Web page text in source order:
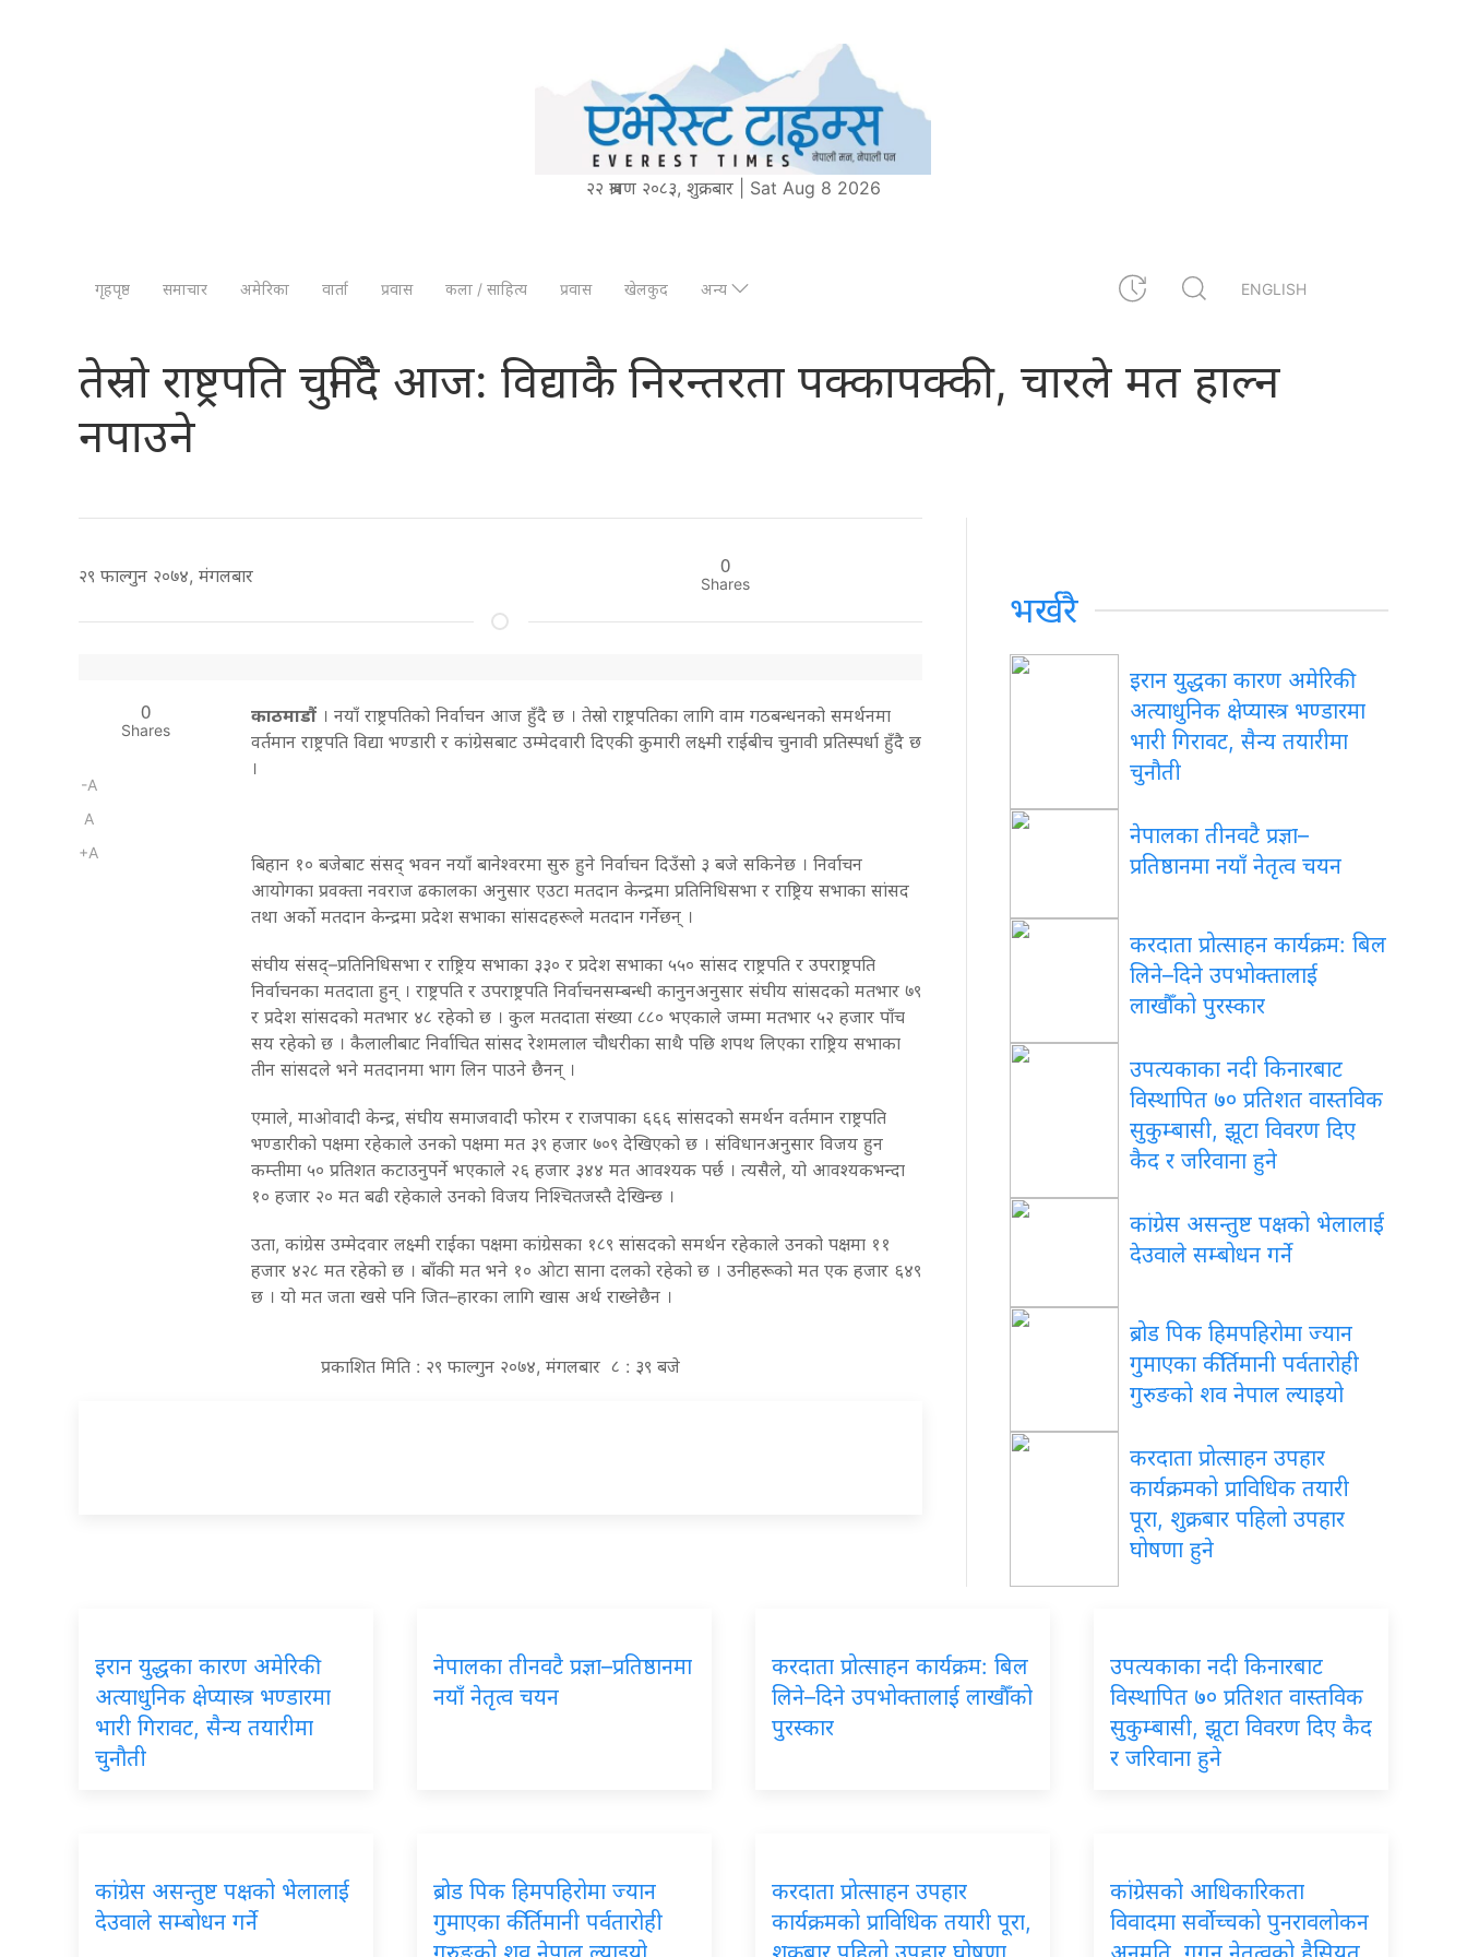
२२ श्रावण २०८३, शुक्रबार | Sat Aug 8 2026
गृहपृष्ठ समाचार अमेरिका वार्ता प्रवास कला / साहित्य प्रवास खेलकुद अन्य ENGLISH
तेस्रो राष्ट्रपति चुनिँदै आज: विद्याकै निरन्तरता पक्कापक्की, चारले मत हाल्न
नपाउने
२९ फाल्गुन २०७४, मंगलबार 0
Shares
0
Shares
-A
A
+A
काठमाडौं। नयाँ राष्ट्रपतिको निर्वाचन आज हुँदै छ । तेस्रो राष्ट्रपतिका लागि वाम गठबन्धनको समर्थनमा
वर्तमान राष्ट्रपति विद्या भण्डारी र कांग्रेसबाट उम्मेदवारी दिएकी कुमारी लक्ष्मी राईबीच चुनावी प्रतिस्पर्धा हुँदै छ
।
बिहान १० बजेबाट संसद् भवन नयाँ बानेश्वरमा सुरु हुने निर्वाचन दिउँसो ३ बजे सकिनेछ । निर्वाचन
आयोगका प्रवक्ता नवराज ढकालका अनुसार एउटा मतदान केन्द्रमा प्रतिनिधिसभा र राष्ट्रिय सभाका सांसद
तथा अर्को मतदान केन्द्रमा प्रदेश सभाका सांसदहरूले मतदान गर्नेछन् ।
संघीय संसद्–प्रतिनिधिसभा र राष्ट्रिय सभाका ३३० र प्रदेश सभाका ५५० सांसद राष्ट्रपति र उपराष्ट्रपति
निर्वाचनका मतदाता हुन् । राष्ट्रपति र उपराष्ट्रपति निर्वाचनसम्बन्धी कानुनअनुसार संघीय सांसदको मतभार ७९
र प्रदेश सांसदको मतभार ४८ रहेको छ । कुल मतदाता संख्या ८८० भएकाले जम्मा मतभार ५२ हजार पाँच
सय रहेको छ । कैलालीबाट निर्वाचित सांसद रेशमलाल चौधरीका साथै पछि शपथ लिएका राष्ट्रिय सभाका
तीन सांसदले भने मतदानमा भाग लिन पाउने छैनन् ।
एमाले, माओवादी केन्द्र, संघीय समाजवादी फोरम र राजपाका ६६६ सांसदको समर्थन वर्तमान राष्ट्रपति
भण्डारीको पक्षमा रहेकाले उनको पक्षमा मत ३९ हजार ७०९ देखिएको छ । संविधानअनुसार विजय हुन
कम्तीमा ५० प्रतिशत कटाउनुपर्ने भएकाले २६ हजार ३४४ मत आवश्यक पर्छ । त्यसैले, यो आवश्यकभन्दा
१० हजार २० मत बढी रहेकाले उनको विजय निश्चितजस्तै देखिन्छ ।
उता, कांग्रेस उम्मेदवार लक्ष्मी राईका पक्षमा कांग्रेसका १८९ सांसदको समर्थन रहेकाले उनको पक्षमा ११
हजार ४२८ मत रहेको छ । बाँकी मत भने १० ओटा साना दलको रहेको छ । उनीहरूको मत एक हजार ६४९
छ । यो मत जता खसे पनि जित–हारका लागि खास अर्थ राख्नेछैन ।
प्रकाशित मिति : २९ फाल्गुन २०७४, मंगलबार ८ : ३९ बजे
भर्खरै
इरान युद्धका कारण अमेरिकी
अत्याधुनिक क्षेप्यास्त्र भण्डारमा
भारी गिरावट, सैन्य तयारीमा
चुनौती
नेपालका तीनवटै प्रज्ञा–
प्रतिष्ठानमा नयाँ नेतृत्व चयन
करदाता प्रोत्साहन कार्यक्रम: बिल
लिने–दिने उपभोक्तालाई
लाखौँको पुरस्कार
उपत्यकाका नदी किनारबाट
विस्थापित ७० प्रतिशत वास्तविक
सुकुम्बासी, झूटा विवरण दिए
कैद र जरिवाना हुने
कांग्रेस असन्तुष्ट पक्षको भेलालाई
देउवाले सम्बोधन गर्ने
ब्रोड पिक हिमपहिरोमा ज्यान
गुमाएका कीर्तिमानी पर्वतारोही
गुरुङको शव नेपाल ल्याइयो
करदाता प्रोत्साहन उपहार
कार्यक्रमको प्राविधिक तयारी
पूरा, शुक्रबार पहिलो उपहार
घोषणा हुने
इरान युद्धका कारण अमेरिकी
अत्याधुनिक क्षेप्यास्त्र भण्डारमा
भारी गिरावट, सैन्य तयारीमा
चुनौती
नेपालका तीनवटै प्रज्ञा–प्रतिष्ठानमा
नयाँ नेतृत्व चयन
करदाता प्रोत्साहन कार्यक्रम: बिल
लिने–दिने उपभोक्तालाई लाखौँको
पुरस्कार
उपत्यकाका नदी किनारबाट
विस्थापित ७० प्रतिशत वास्तविक
सुकुम्बासी, झूटा विवरण दिए कैद
र जरिवाना हुने
कांग्रेस असन्तुष्ट पक्षको भेलालाई
देउवाले सम्बोधन गर्ने
ब्रोड पिक हिमपहिरोमा ज्यान
गुमाएका कीर्तिमानी पर्वतारोही
करदाता प्रोत्साहन उपहार
कार्यक्रमको प्राविधिक तयारी पूरा,
कांग्रेसको आधिकारिकता
विवादमा सर्वोच्चको पुनरावलोकन